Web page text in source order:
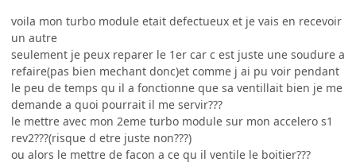
voila mon turbo module etait defectueux et je vais en recevoir
un autre
seulement je peux reparer le 1er car c est juste une soudure a
refaire(pas bien mechant donc)et comme j ai pu voir pendant
le peu de temps qu il a fonctionne que sa ventillait bien je me
demande a quoi pourrait il me servir???
le mettre avec mon 2eme turbo module sur mon accelero s1
rev2???(risque d etre juste non???)
ou alors le mettre de facon a ce qu il ventile le boitier???